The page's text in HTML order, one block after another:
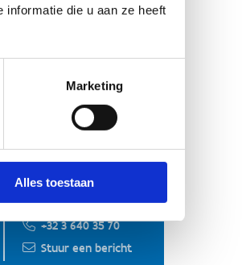
informatie die u aan ze heeft
Marketing
Alles toestaan
+32 3 640 35 70
Stuur een bericht